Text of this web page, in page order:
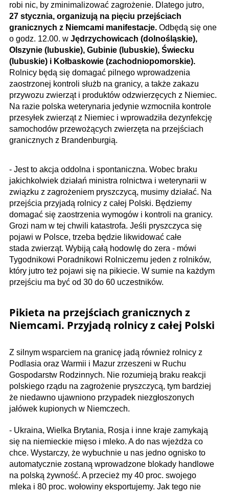
robi nic, by zminimalizować zagrożenie. Dlatego jutro,
27 stycznia, organizują na pięciu przejściach
granicznych z Niemcami manifestacje. Odbędą się one
o godz. 12.00. w Jędrzychowicach (dolnośląskie),
Olszynie (lubuskie), Gubinie (lubuskie), Świecku
(lubuskie) i Kołbaskowie (zachodniopomorskie).
Rolnicy będą się domagać pilnego wprowadzenia
zaostrzonej kontroli służb na granicy, a także zakazu
przywozu zwierząt i produktów odzwierzęcych z Niemiec.
Na razie polska weterynaria jedynie wzmocniła kontrole
przesyłek zwierząt z Niemiec i wprowadziła dezynfekcję
samochodów przewożących zwierzęta na przejściach
granicznych z Brandenburgią.
- Jest to akcja oddolna i spontaniczna. Wobec braku
jakichkolwiek działań ministra rolnictwa i weterynarii w
związku z zagrożeniem pryszczycą, musimy działać. Na
przejścia przyjadą rolnicy z całej Polski. Będziemy
domagać się zaostrzenia wymogów i kontroli na granicy.
Grozi nam w tej chwili katastrofa. Jeśli pryszczyca się
pojawi w Polsce, trzeba będzie likwidować całe
stada zwierząt. Wybiją całą hodowlę do zera - mówi
Tygodnikowi Poradnikowi Rolniczemu jeden z rolników,
który jutro też pojawi się na pikiecie. W sumie na każdym
przejściu ma być od 30 do 60 uczestników.
Pikieta na przejściach granicznych z
Niemcami. Przyjadą rolnicy z całej Polski
Z silnym wsparciem na granicę jadą również rolnicy z
Podlasia oraz Warmii i Mazur zrzeszeni w Ruchu
Gospodarstw Rodzinnych. Nie rozumieją braku reakcji
polskiego rządu na zagrożenie pryszczycą, tym bardziej
że niedawno ujawniono przypadek niezgłoszonych
jałówek kupionych w Niemczech.
- Ukraina, Wielka Brytania, Rosja i inne kraje zamykają
się na niemieckie mięso i mleko. A do nas wjeżdża co
chce. Wystarczy, że wybuchnie u nas jedno ognisko to
automatycznie zostaną wprowadzone blokady handlowe
na polską żywność. A przecież my 40 proc. swojego
mleka i 80 proc. wołowiny eksportujemy. Jak tego nie